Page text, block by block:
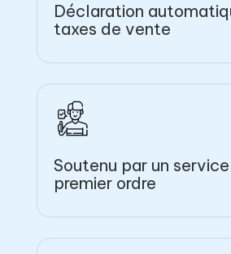
Déclaration
taxes de vente
Soutenu par un
premier ordre